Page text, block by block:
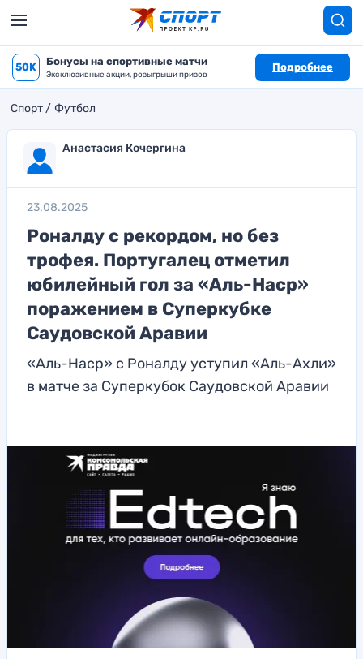
50K Бонусы на спортивные матчи
Эксклюзивные акции, розыгрыши призов
Подробнее
Спорт Футбол
Анастасия Кочергина
23.08.2025
Роналду с рекордом, но без
трофея. Португалец отметил
юбилейный гол за «Аль-Наср»
поражением в Суперкубке
Саудовской Аравии
«Аль-Наср» с Роналду уступил «Аль-Ахли»
в матче за Суперкубок Саудовской Аравии